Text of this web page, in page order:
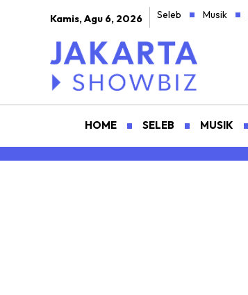
Kamis, Agu 6, 2026 Seleb Musik
HOME SELEB MUSIK